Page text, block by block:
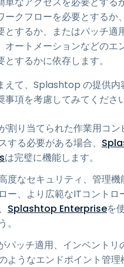
ークフローを必要とするか
とするか、またはパッチ適
オートメーションなどのエ
とするかに依存します。
えて、Splashtop の提供内
事項を考慮してみてください
割り当てられた作業用コ
する必要がある場合、
は完璧に機能します。
度なセキュリティ、管理機
ー、より広範なITコントロ
Splashtop Enterpriseを
。
パッチ適用、インベントリ
ようなエンドポイント管